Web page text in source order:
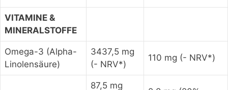
VITAMINE &
MINERALSTOFFE
Omega-3 (Alpha-
Linolensäure)
3437,5 mg
(- NRV*)
110 mg (- NRV*)
87,5 mg